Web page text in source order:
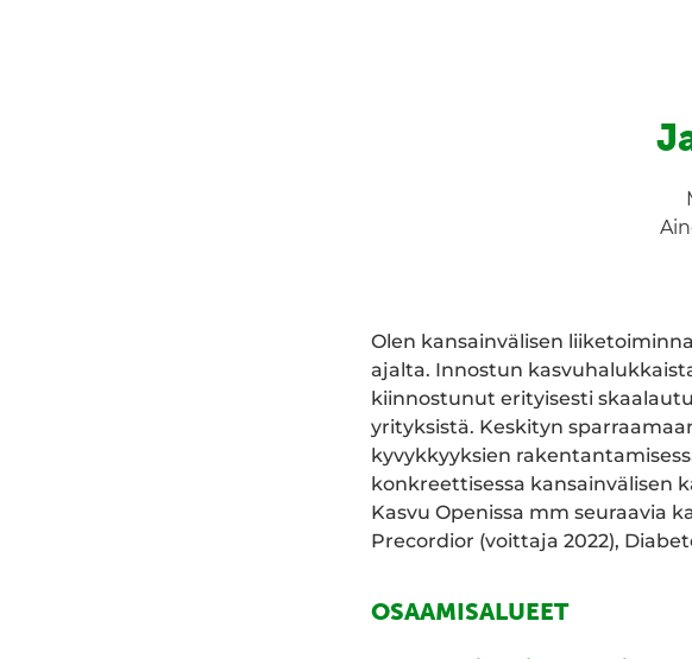
Olen kansainvälisen
ajalta. Innostun
kiinnostunut erityisesti
yrityksistä. Keskityn
kyvykkyyksien
konkreettisessa kansainvälisen
Kasvu Openissa mm seuraavia
Precordior (voittaja 2022),
OSAAMISALUEET